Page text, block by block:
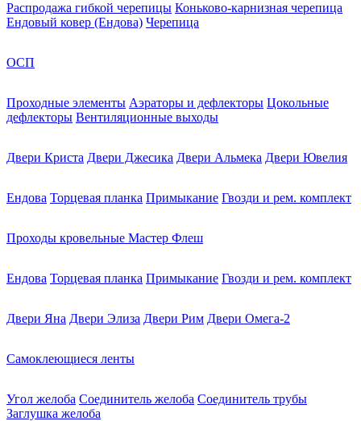
Распродажа гибкой черепицы Коньково-карнизная черепица
Ендовый ковер (Ендова) Черепица
ОСП
Проходные элементы Аэраторы и дефлекторы Цокольные
дефлекторы Вентиляционные выходы
Двери Криста Двери Джесика Двери Альмека Двери Ювелия
Ендова Торцевая планка Примыкание Гвозди и рем. комплект
Проходы кровельные Мастер Флеш
Ендова Торцевая планка Примыкание Гвозди и рем. комплект
Двери Яна Двери Элиза Двери Рим Двери Омега-2
Самоклеющиеся ленты
Угол желоба Соединитель желоба Соединитель трубы
Заглушка желоба